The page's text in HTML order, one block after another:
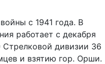
с 1941 года. В
работает с декабря
Стрелковой дивизии 36
и взятию гор. Орши.